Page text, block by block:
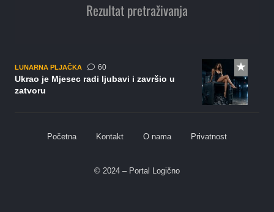
Rezultat pretraživanja
LUNARNA PLJAČKA 60komentara
Ukrao je Mjesec radi ljubavi i završio u
zatvoru
Početna Kontakt O nama Privatnost
© 2024 – Portal Logično